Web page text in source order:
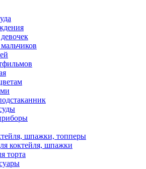
шпажки, топперы
коктейля, шпажки
торта